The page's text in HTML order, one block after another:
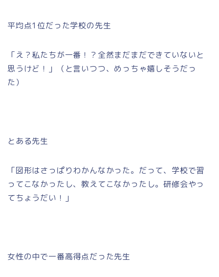
平均点1位だった学校の先生
「え？私たちが一番！？全然まだまだできていないと
思うけど！」（と言いつつ、めっちゃ嬉しそうだっ
た）
とある先生
「図形はさっぱりわかんなかった。だって、学校で習
ってこなかったし、教えてこなかったし。研修会やっ
てちょうだい！」
女性の中で一番高得点だった先生